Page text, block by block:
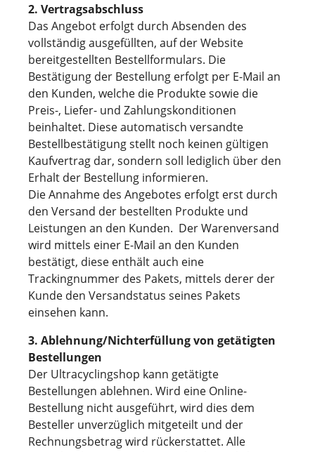
2. Vertragsabschluss
Das Angebot erfolgt durch Absenden des
vollständig ausgefüllten, auf der Website
bereitgestellten Bestellformulars. Die
Bestätigung der Bestellung erfolgt per E-Mail an
den Kunden, welche die Produkte sowie die
Preis-, Liefer- und Zahlungskonditionen
beinhaltet. Diese automatisch versandte
Bestellbestätigung stellt noch keinen gültigen
Kaufvertrag dar, sondern soll lediglich über den
Erhalt der Bestellung informieren.
Die Annahme des Angebotes erfolgt erst durch
den Versand der bestellten Produkte und
Leistungen an den Kunden. Der Warenversand
wird mittels einer E-Mail an den Kunden
bestätigt, diese enthält auch eine
Trackingnummer des Pakets, mittels derer der
Kunde den Versandstatus seines Pakets
einsehen kann.
3. Ablehnung/Nichterfüllung von getätigten
Bestellungen
Der Ultracyclingshop kann getätigte
Bestellungen ablehnen. Wird eine Online-
Bestellung nicht ausgeführt, wird dies dem
Besteller unverzüglich mitgeteilt und der
Rechnungsbetrag wird rückerstattet. Alle